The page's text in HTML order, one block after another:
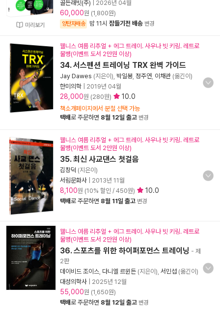
미리보기
골든래빗(주)
2026년 04월
60,000원 (1,800원)
양탄자배송 밤 11시 잠들기전 배송 변경
웰니스 여름 리추얼 + 에그 트레이. 사우나 빗 키링. 레트로
물병(이벤트 도서 2만원 이상)
34. 서스펜션 트레이닝 TRX 완벽 가이드
Jay Dawes (지은이), 박일봉 정주연 이채관 (옮긴이)
한미의학
2019년 04월
28,000원 (280원) 10.0
책소개페이지에서 분철 선택 가능
택배로 주문하면 8월 12일 출고 변경
웰니스 여름 리추얼 + 에그 트레이. 사우나 빗 키링. 레트로
물병(이벤트 도서 2만원 이상)
35. 최신 사교댄스 첫걸음
김창덕 (지은이)
서림문화사
2013년 11월
8,100원 (10% 할인 / 450원) 10.0
택배로 주문하면 8월 11일 출고 변경
웰니스 여름 리추얼 + 에그 트레이. 사우나 빗 키링. 레트로
물병(이벤트 도서 2만원 이상)
36. 스포츠를 위한 하이퍼포먼스 트레이닝 - 제
2판
데이비드 조이스 다니엘 르윈든 (지은이), 서민섭 (옮긴이)
대성의학사
2025년 12월
55,000원 (1,650원)
택배로 주문하면 8월 12일 출고 변경